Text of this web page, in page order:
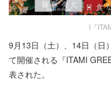
I『
9月13日（土）、14日（日
て開催される『ITAMI
表された。